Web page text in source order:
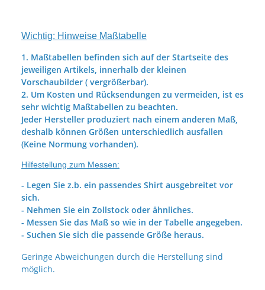
Wichtig: Hinweise Maßtabelle
1. Maßtabellen befinden sich auf der Startseite des
jeweiligen Artikels, innerhalb der kleinen
Vorschaubilder ( vergrößerbar).
2. Um Kosten und Rücksendungen zu vermeiden, ist es
sehr wichtig Maßtabellen zu beachten.
Jeder Hersteller produziert nach einem anderen Maß,
deshalb können Größen unterschiedlich ausfallen
(Keine Normung vorhanden).
Hilfestellung zum Messen:
- Legen Sie z.b. ein passendes Shirt ausgebreitet vor
sich.
- Nehmen Sie ein Zollstock oder ähnliches.
- Messen Sie das Maß so wie in der Tabelle angegeben.
- Suchen Sie sich die passende Größe heraus.
Geringe Abweichungen durch die Herstellung sind
möglich.